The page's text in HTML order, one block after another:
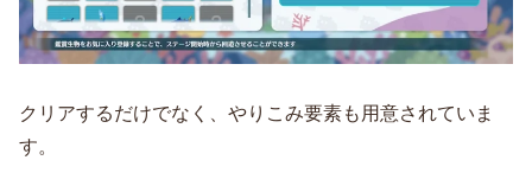
クリアするだけでなく、やりこみ要素も用意されていま
す。